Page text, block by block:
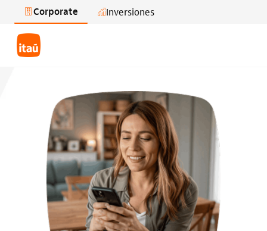
Saltar al contenido principal
Corporate Inversiones